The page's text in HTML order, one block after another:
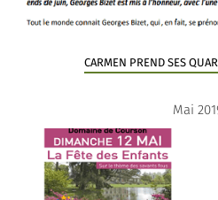
CARMEN PREND SES
Mai